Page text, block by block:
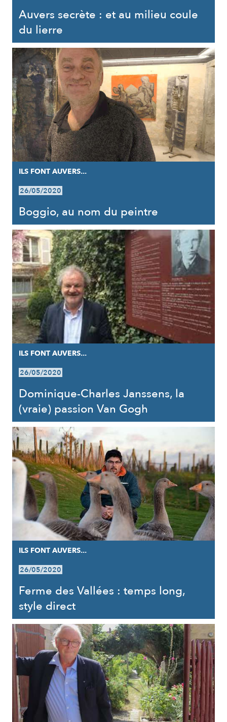
Auvers secrète : et au milieu coule
du lierre
ILS FONT AUVERS...
26/05/2020
Boggio, au nom du peintre
ILS FONT AUVERS...
26/05/2020
Dominique-Charles Janssens, la
(vraie) passion Van Gogh
ILS FONT AUVERS...
26/05/2020
Ferme des Vallées : temps long,
style direct